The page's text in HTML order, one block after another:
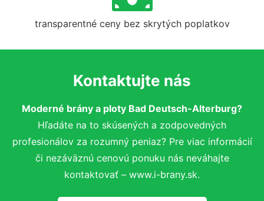
transparentné ceny bez skrytých poplatkov
Kontaktujte nás
Moderné brány a ploty Bad Deutsch-Alterburg?
Hľadáte na to skúsených a zodpovedných
profesionálov za rozumný peniaz? Pre viac informácií
či nezáväznú cenovú ponuku nás neváhajte
kontaktovať – www.i-brany.sk.